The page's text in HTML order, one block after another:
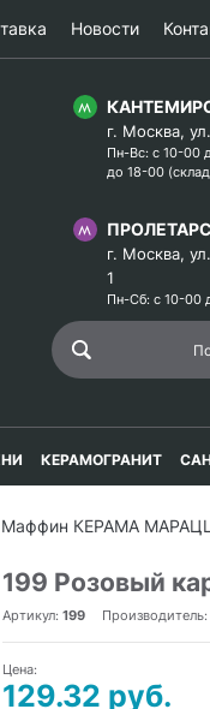
Новости
г. Москва,
Пн-Вс: с 10-00
до 18-00
г. Москва,
1
Пн-Сб: с 10-00
КЕРАМОГРАНИТ
Маффин КЕРАМА
199 Розовый
Артикул: 199 Производитель:
Цена:
129.32 руб.